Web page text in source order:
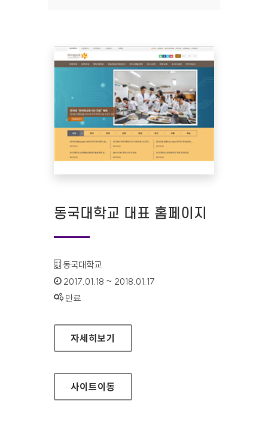
동국대학교 대표 홈페이지
기관명 :
동국대학교
인증기간 :
2017.01.18 ~ 2018.01.17
상태 :
만료
동국대학교 대표 홈페이지
자세히보기
사이트이동